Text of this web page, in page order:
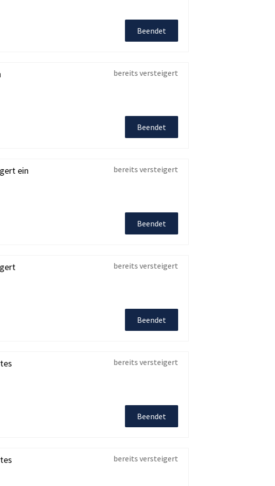
Beendet
bereits versteigert
Beendet
ein
bereits versteigert
Beendet
bereits versteigert
Beendet
bereits versteigert
Beendet
bereits versteigert